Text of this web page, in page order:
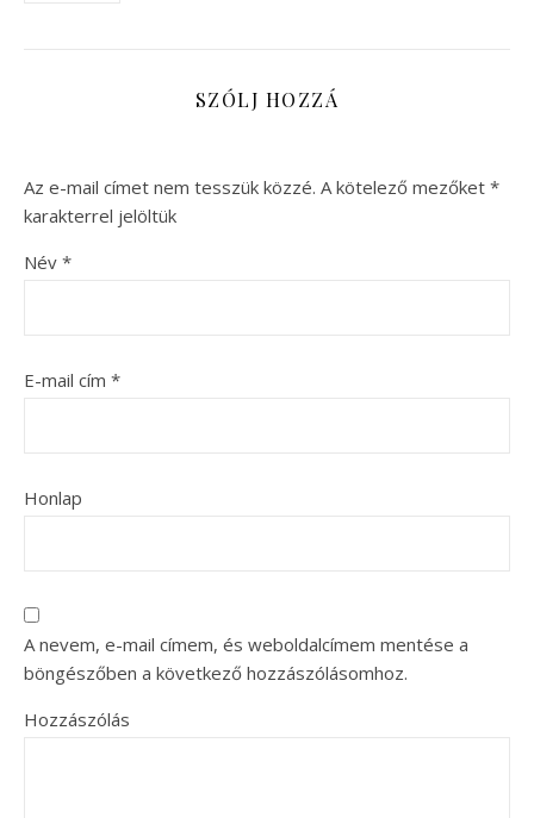
SZÓLJ HOZZÁ
Az e-mail címet nem tesszük közzé. A kötelező mezőket *
karakterrel jelöltük
Név *
E-mail cím *
Honlap
A nevem, e-mail címem, és weboldalcímem mentése a
böngészőben a következő hozzászólásomhoz.
Hozzászólás